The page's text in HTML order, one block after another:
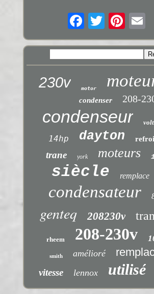
230v motor
condenser 208-
condenseur
14hp dayton
trane york moteurs
siècle remplace
condensateur
genteq 208230v
rheem 208-230v
smith amélioré
vitesse lennox utilisé